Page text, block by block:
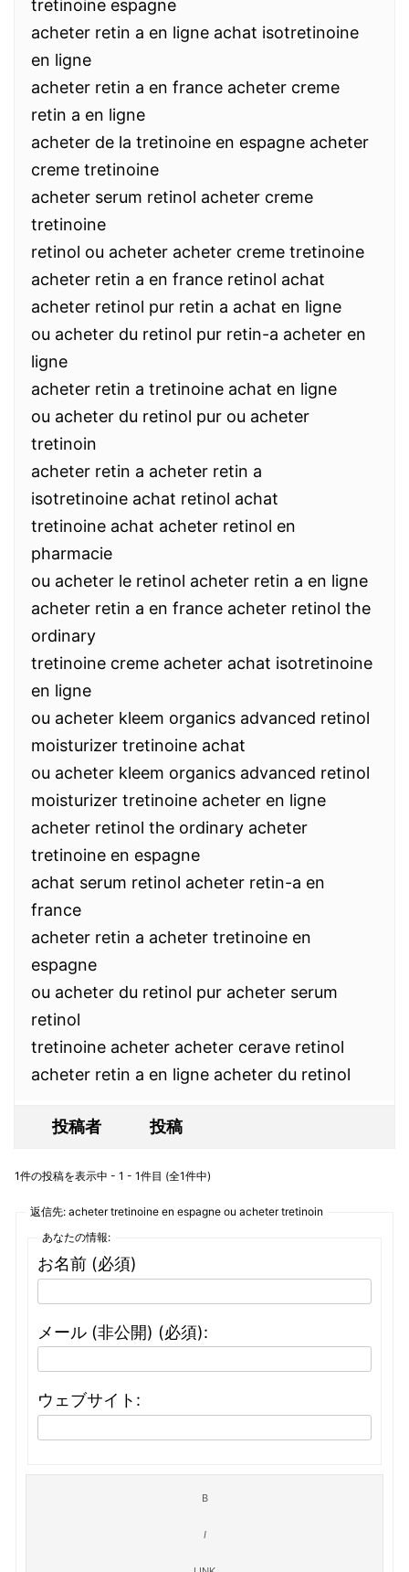
tretinoine espagne
acheter retin a en ligne achat isotretinoine
en ligne
acheter retin a en france acheter creme
retin a en ligne
acheter de la tretinoine en espagne acheter
creme tretinoine
acheter serum retinol acheter creme
tretinoine
retinol ou acheter acheter creme tretinoine
acheter retin a en france retinol achat
acheter retinol pur retin a achat en ligne
ou acheter du retinol pur retin-a acheter en
ligne
acheter retin a tretinoine achat en ligne
ou acheter du retinol pur ou acheter
tretinoin
acheter retin a acheter retin a
isotretinoine achat retinol achat
tretinoine achat acheter retinol en
pharmacie
ou acheter le retinol acheter retin a en ligne
acheter retin a en france acheter retinol the
ordinary
tretinoine creme acheter achat isotretinoine
en ligne
ou acheter kleem organics advanced retinol
moisturizer tretinoine achat
ou acheter kleem organics advanced retinol
moisturizer tretinoine acheter en ligne
acheter retinol the ordinary acheter
tretinoine en espagne
achat serum retinol acheter retin-a en
france
acheter retin a acheter tretinoine en
espagne
ou acheter du retinol pur acheter serum
retinol
tretinoine acheter acheter cerave retinol
acheter retin a en ligne acheter du retinol
投稿者 投稿
1件の投稿を表示中 - 1 - 1件目 (全1件中)
返信先: acheter tretinoine en espagne ou acheter tretinoin
あなたの情報:
お名前 (必須)
メール (非公開) (必須):
ウェブサイト: